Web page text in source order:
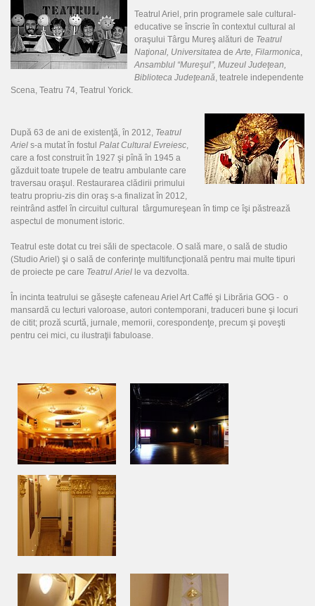
Teatrul Ariel, prin programele sale cultural-
educative se înscrie în contextul cultural al
oraşului Târgu Mureş alături de Teatrul
Naţional, Universitatea deArte, Filarmonica,
Ansamblul “Mureşul”, Muzeul Judeţean,
Biblioteca Judeţeană, teatrele independente
Scena, Teatru 74, Teatrul Yorick.
După 63 de ani de existenţă, în 2012, Teatrul
Ariel s-a mutat în fostul Palat Cultural Evreiesc,
care a fost construit în 1927 şi pînă în 1945 a
găzduit toate trupele de teatru ambulante care
traversau oraşul. Restaurarea clădirii primului
teatru propriu-zis din oraş s-a finalizat în 2012,
reintrând astfel în circuitul cultural târgumureşean în timp ce îşi păstrează
aspectul de monument istoric.
Teatrul este dotat cu trei săli de spectacole. O sală mare, o sală de studio
(Studio Ariel) şi o sală de conferinţe multifuncţională pentru mai multe tipuri
de proiecte pe care Teatrul Ariel le va dezvolta.
În incinta teatrului se găseşte cafeneau Ariel Art Caffé şi Librăria GOG - o
mansardă cu lecturi valoroase, autori contemporani, traduceri bune şi locuri
de citit; proză scurtă, jurnale, memorii, corespondenţe, precum şi poveşti
pentru cei mici, cu ilustraţii fabuloase.